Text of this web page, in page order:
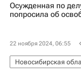
Осужденная по
попросила об
22 ноября 2024, 06:55
Новосибирская